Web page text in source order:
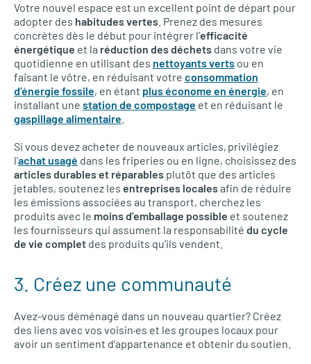
Votre nouvel espace est un excellent point de départ pour
adopter des habitudes vertes . Prenez des mesures
concrètes dès le début pour intégrer l’efficacité
énergétique et la réduction des déchets dans votre vie
quotidienne en utilisant des nettoyants verts ou en
faisant le vôtre, en réduisant votre consommation
d’énergie fossile, en étant plus économe en énergie, en
installant une station de compostage et en réduisant le
gaspillage alimentaire
Si vous devez acheter de nouveaux articles, privilégiez
l’achat usagé dans les friperies ou en ligne, choisissez des
articles durables et réparables plutôt que des articles
jetables, soutenez les entreprises localesafin de réduire
les émissions associées au transport, cherchez les
produits avec le moins d’emballage possible et soutenez
les fournisseurs qui assument la responsabilité du cycle
de vie complet des produits qu’ils vendent.
3. Créez une communauté
Avez-vous déménagé dans un nouveau quartier? Créez
des liens avec vos voisin·es et les groupes locaux pour
avoir un sentiment d’appartenance et obtenir du soutien.